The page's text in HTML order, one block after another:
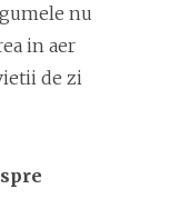
nu
in aer
de zi